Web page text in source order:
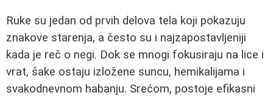
Ruke su jedan od prvih delova tela koji pokazuju
znakove starenja, a često su i najzapostavljeniji
kada je reč o negi. Dok se mnogi fokusiraju na lice i
vrat, šake ostaju izložene suncu, hemikalijama i
svakodnevnom habanju. Srećom, postoje efikasni